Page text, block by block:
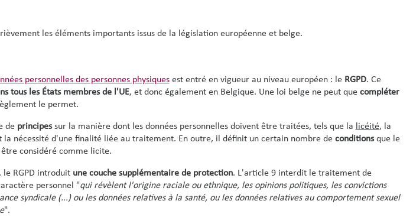
les éléments importants issus de la législation européenne et belge.
personnelles des personnes physiquesest entré en vigueur au niveau européen : le RGPD. Ce
tous les États membres de l'UE, et donc également en Belgique. Une loi belge ne peut que compléter
le permet.
de principessur la manière dont les données personnelles doivent être traitées, tels que la licéité, la
la nécessité d'une finalité liée au traitement. En outre, il définit un certain nombre de conditionsque le
considéré comme licite.
le RGPD introduit une couche supplémentaire de protection. L'article 9 interdit le traitement de
personnel "qui révèlent l'origine raciale ou ethnique, les opinions politiques, les convictions
syndicale (...) ou les données relatives à la santé, ou les données relatives au comportement sexuel
".